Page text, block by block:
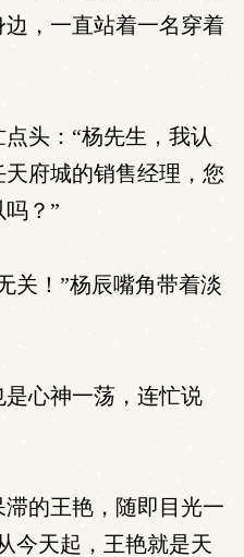
，一直站着一名穿着
头：“杨先生，我认
府城的销售经理，您
？”
关！”杨辰嘴角带着淡
心神一荡，连忙说
的王艳，随即目光一
今天起，王艳就是天